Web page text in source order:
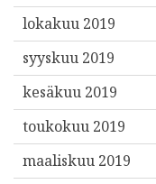
lokakuu 2019
syyskuu 2019
kesäkuu 2019
toukokuu 2019
maaliskuu 2019